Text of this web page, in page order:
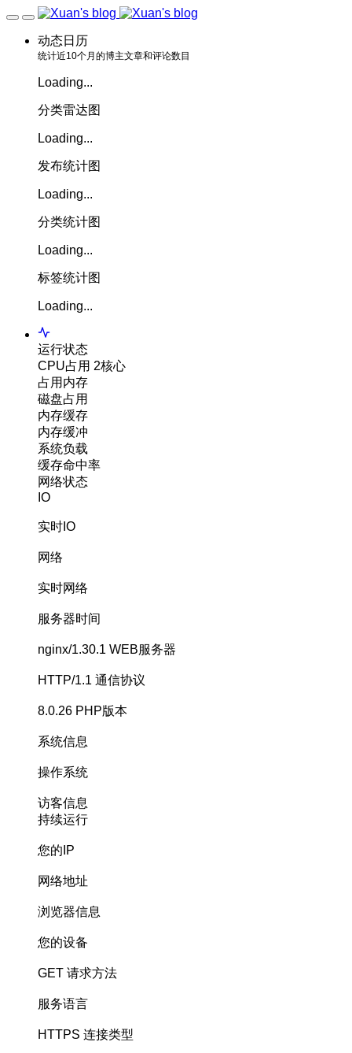
动态日历
统计近10个月的博主文章和评论数目
Loading...
分类雷达图
Loading...
发布统计图
Loading...
分类统计图
Loading...
标签统计图
Loading...
运行状态
CPU占用 2核心
占用内存
磁盘占用
内存缓存
内存缓冲
系统负载
缓存命中率
网络状态
IO
实时IO
网络
实时网络
服务器时间
nginx/1.30.1 WEB服务器
HTTP/1.1 通信协议
8.0.26 PHP版本
系统信息
操作系统
访客信息
持续运行
您的IP
网络地址
浏览器信息
您的设备
GET 请求方法
服务语言
HTTPS 连接类型